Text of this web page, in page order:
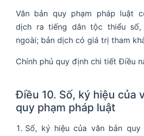
Văn bản quy phạm pháp luật
dịch ra tiếng dân tộc thiểu số,
ngoài; bản dịch có giá trị tham
Chính phủ quy định chi tiết Điều
Điều 10. Số, ký hiệu của
quy phạm pháp luật
Số, ký hiệu của văn bản quy